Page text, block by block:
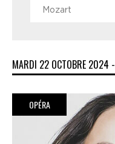
MARDI 22 OCTOBRE 2024 -
OPÉRA